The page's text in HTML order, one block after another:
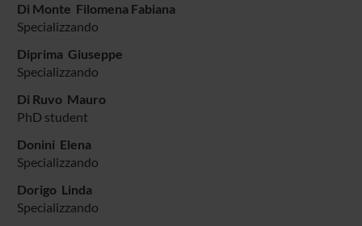
Di Monte Filomena Fabiana
Specializzando
Diprima Giuseppe
Specializzando
Di Ruvo Mauro
PhD student
Donini Elena
Specializzando
Dorigo Linda
Specializzando